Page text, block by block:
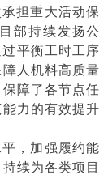
担重大活动保
部持续发扬公
平衡工时工序
人机料高质量
障了各节点任
力的有效提升
，加强履约能
续为各类项目